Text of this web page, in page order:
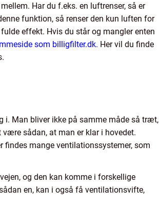
Har du f.eks. en luftrenser, så er
funktion, så renser den kun luften for
effekt. Hvis du står og mangler enten
som billigfilter.dk. Her vil du finde
i. Man bliver ikke på samme måde så træt,
sådan, at man er klar i hovedet.
mange ventilationssystemer, som
og den kan komme i forskellige
en, kan i også få ventilationsvifte,